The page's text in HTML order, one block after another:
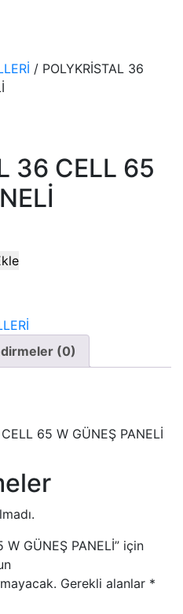
/ POLYKRİSTAL 36
36 CELL 65
(0)
65 W GÜNEŞ PANELİ
W GÜNEŞ PANELİ” için
Gerekli alanlar *